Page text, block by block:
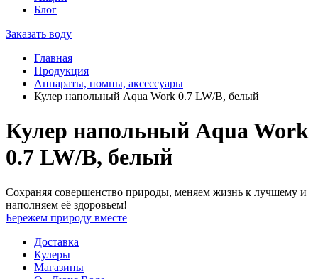
Блог
Заказать воду
Главная
Продукция
Аппараты, помпы, аксессуары
Кулер напольный Aqua Work 0.7 LW/B, белый
Кулер напольный Aqua Work
0.7 LW/B, белый
Сохраняя совершенство природы, меняем жизнь к лучшему и
наполняем её здоровьем!
Бережем природу вместе
Доставка
Кулеры
Магазины